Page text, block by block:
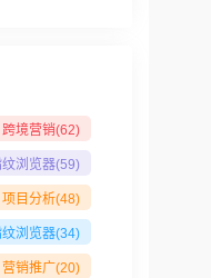
跨境营销(62)
浏览器(59)
项目分析(48)
纹浏览器(34)
营销推广(20)